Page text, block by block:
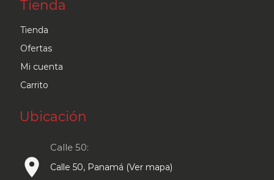
Tienda
Tienda
Ofertas
Mi cuenta
Carrito
Ubicación
place
Calle 50:
Calle 50, Panamá (Ver mapa)